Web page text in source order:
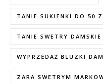
TANIE SUKIENKI DO 50
TANIE SWETRY DAMSKIE
WYPRZEDAŻ BLUZKI
ZARA SWETRYM